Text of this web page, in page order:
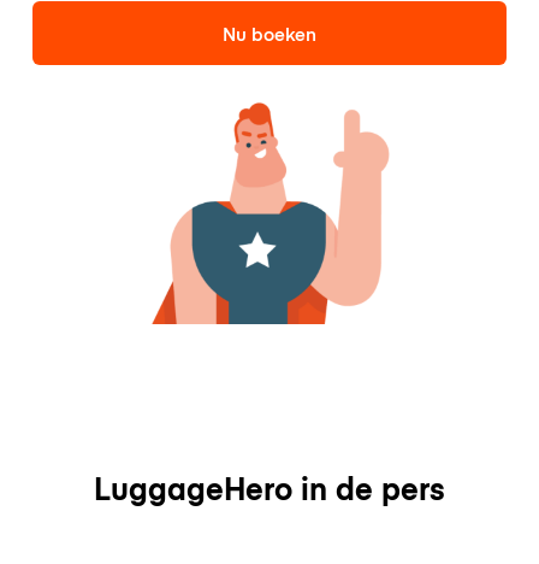
Nu boeken
LuggageHero in de pers